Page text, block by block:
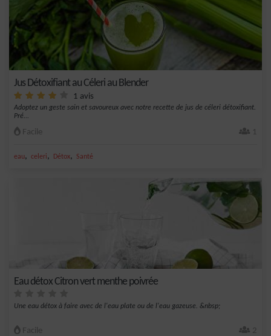
Jus Détoxifiant au Céleri au Blender
1 avis
Adoptez un geste sain et savoureux avec notre recette de jus de céleri détoxifiant.
Pré...
Facile 1
eau, celeri, Détox, Santé
Eau détox Citron vert menthe poivrée
Une eau détox à faire avec de l'eau plate ou de l'eau gazeuse. &nbsp;
Facile 2